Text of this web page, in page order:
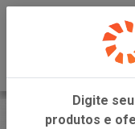
Digite
produtos e